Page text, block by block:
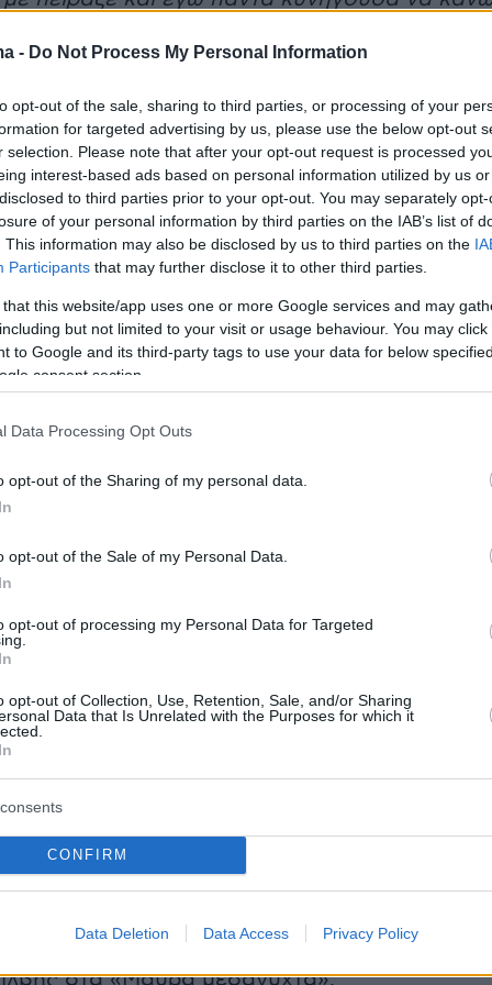
- Do Not Process My Personal Information
opt-out of the sale, sharing to third parties, or processing of your
for targeted advertising by us, please use the below opt-out
selection. Please note that after your opt-out request is processed
interest-based ads based on personal information utilized by us
to third parties prior to your opt-out. You may separately
of your personal information by third parties on the IAB’s list of
This information may also be disclosed by us to third parties on the
Participants that may further disclose it to other third parties.
that this website/app uses one or more Google services and may
but not limited to your visit or usage behaviour. You may
to Google and its third-party tags to use your data for below
consent section.
Data Processing Opt Outs
opt-out of the Sharing of my personal data.
opt-out of the Sale of my Personal Data.
opt-out of processing my Personal Data for Targeted
opt-out of Collection, Use, Retention, Sale, and/or Sharing
Data that Is Unrelated with the Purposes for which it
CONFIRM
Data Deletion Data Access Privacy Policy
φαρδιά ρούχα. Αισθανόμουν πολύ άσχημα,
έγινε η αλλαγή και αποδέχτηκε πλέον την
η Παναγιώτα Βλαντή ανέφερε:
μετά τα "Μαύρα Μεσάνυχτα", ήμουν
40… Έπρεπε να αποδείξουμε ότι είμαστε
αλλά μας αρέσει να είμαστε και
τα ψέματα. Αλλά είναι διαβατήριο η
γενικά στις δουλειές. Όταν εννοώ ομορφιά
με την αντικειμενική έννοια του όρου:
[Εννοώ] ο καλοβαλμένος άνθρωπος, η
του, η φωτεινότητά του, είναι ένας
δεν είναι από μόνη της η ομορφιά, πρέπει να
Αλλιώς είναι πληκτική», σχολίασε στη
η ηθοποιός μίλησε για τη σχέση της με
όταν ήταν παιδί: «
δεν ήμουν η "όμορφη του σχολείου". Η
ήταν η σταρ, εγώ ήμουν ένα ήσυχο παιδί και
δεν είχα καλή σχέση με τον καθρέφτη και
αναφέρθηκε στο πώς επηρέασε τη ζωή της ο
στα «Μαύρα μεσάνυχτα».